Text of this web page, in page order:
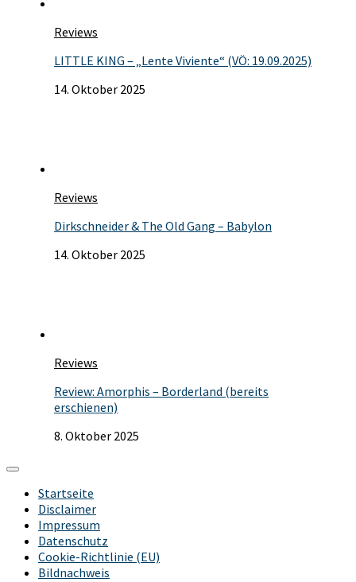
Reviews
LITTLE KING – „Lente Viviente“ (VÖ: 19.09.2025)
14. Oktober 2025
Reviews
Dirkschneider & The Old Gang – Babylon
14. Oktober 2025
Reviews
Review: Amorphis – Borderland (bereits
erschienen)
8. Oktober 2025
Startseite
Disclaimer
Impressum
Datenschutz
Cookie-Richtlinie (EU)
Bildnachweis